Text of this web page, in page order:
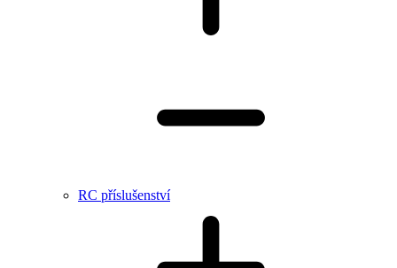
RC příslušenství